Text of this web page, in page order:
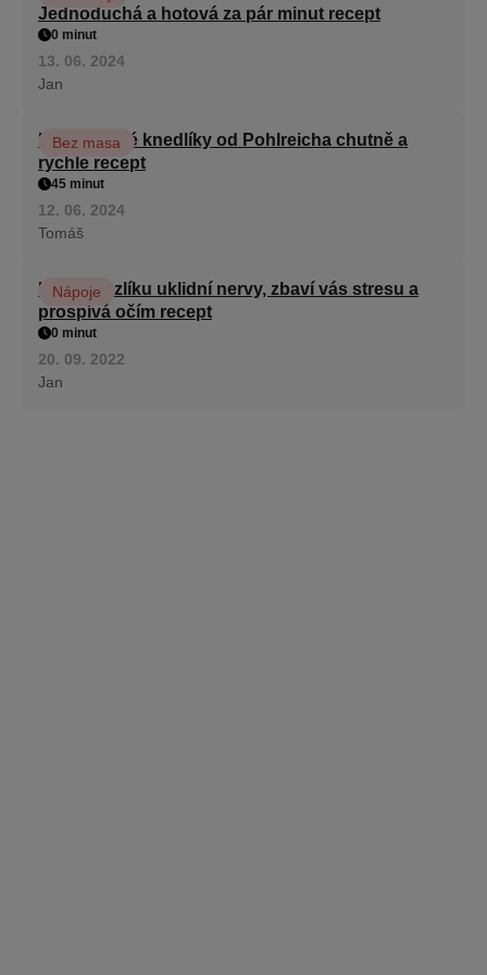
Jednoduchá a hotová za pár minut recept
0 minut
13. 06. 2024
Jan
Karlovarské knedlíky od Pohlreicha chutně a
rychle recept
Bez masa
45 minut
12. 06. 2024
Tomáš
Kořen kozlíku uklidní nervy, zbaví vás stresu a
prospívá očím recept
Nápoje
0 minut
20. 09. 2022
Jan